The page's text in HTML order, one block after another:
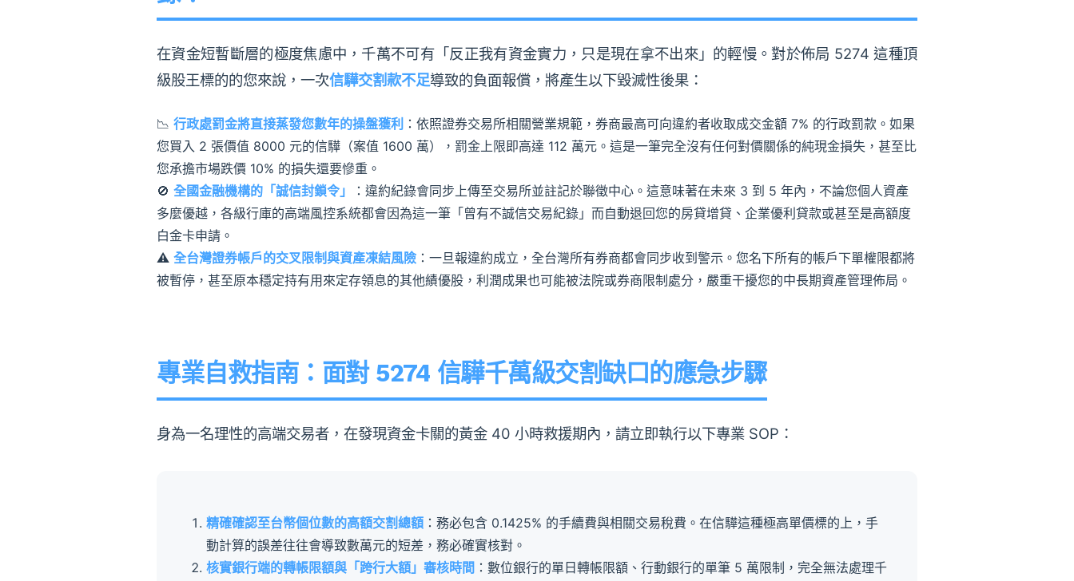
在資金短暫斷層的極度焦慮中，千萬不可有「反正我有資金實力，只是現在拿不出來」的輕慢。對於佈局 5274 這種頂
級股王標的的您來說，一次信驊交割款不足導致的負面報償，將產生以下毀滅性後果：
📉 行政處罰金將直接蒸發您數年的操盤獲利 ：依照證券交易所相關營業規範，券商最高可向違約者收取成交金額 7% 的行政罰款。如果
您買入 2 張價值 8000 元的信驊（案值 1600 萬），罰金上限即高達 112 萬元。這是一筆完全沒有任何對價關係的純現金損失，甚至比
您承擔市場跌價 10% 的損失還要慘重。
🚫 全國金融機構的「誠信封鎖令」
：違約紀錄會同步上傳至交易所並註記於聯徵中心。這意味著在未來 3 到 5 年內，不論您個人資產
多麼優越，各級行庫的高端風控系統都會因為這一筆「曾有不誠信交易紀錄」而自動退回您的房貸增貸、企業優利貸款或甚至是高額度
白金卡申請。
⚠️ 全台灣證券帳戶的交叉限制與資產凍結風險 ：一旦報違約成立，全台灣所有券商都會同步收到警示。您名下所有的帳戶下單權限都將
被暫停，甚至原本穩定持有用來定存領息的其他績優股，利潤成果也可能被法院或券商限制處分，嚴重干擾您的中長期資產管理佈局。
專業自救指南：面對 5274 信驊千萬級交割缺口的應急步驟
身為一名理性的高端交易者，在發現資金卡關的黃金 40 小時救援期內，請立即執行以下專業 SOP：
精確確認至台幣個位數的高額交割總額 ：務必包含 0.1425% 的手續費與相關交易稅費。在信驊這種極高單價標的上，手
動計算的誤差往往會導致數萬元的短差，務必確實核對。
核實銀行端的轉帳限額與「跨行大額」審核時間 ：數位銀行的單日轉帳限額、行動銀行的單筆 5 萬限制，完全無法處理千